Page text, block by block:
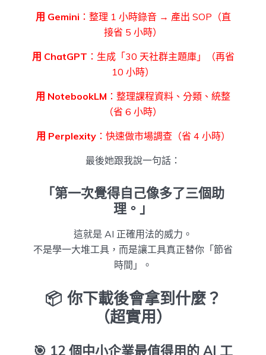
用 Gemini ：整理 1 小時錄音 → 產出 SOP（直
接省 5 小時）
用 ChatGPT ：生成「30 天社群主題庫」（再省
10 小時）
用 NotebookLM ：整理課程資料、分類、統整
（省 6 小時）
用 Perplexity：快速做市場調查（省 4 小時）
最後她跟我說一句話：
「第一次覺得自己像多了三個助
理。」
這就是 AI 正確用法的威力。
不是學一大堆工具，而是讓工具真正替你「節省
時間」。
📦 你下載後會拿到什麼？
（超實用）
🎯 12 個中小企業最值得用的 AI 工